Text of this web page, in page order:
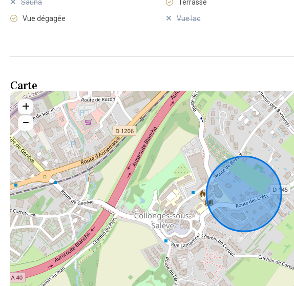
Sauna
Terrasse
Vue dégagée
Vue lac
Carte